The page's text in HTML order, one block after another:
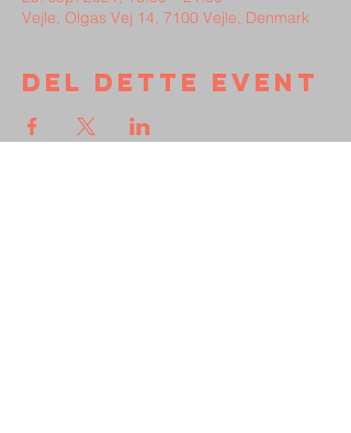
Vejle, Olgas Vej 14, 7100 Vejle, Denmark
Del dette event